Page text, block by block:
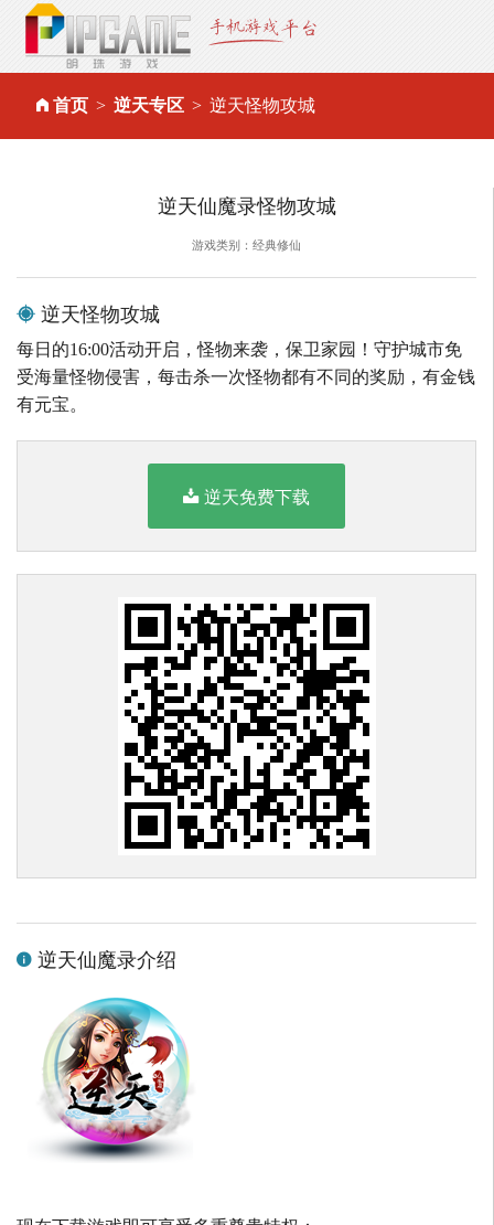
首页 逆天专区 逆天怪物攻城
逆天仙魔录怪物攻城
游戏类别：经典修仙
逆天怪物攻城
每日的16:00活动开启，怪物来袭，保卫家园！守护城市免
受海量怪物侵害，每击杀一次怪物都有不同的奖励，有金钱
有元宝。
逆天免费下载
逆天仙魔录介绍